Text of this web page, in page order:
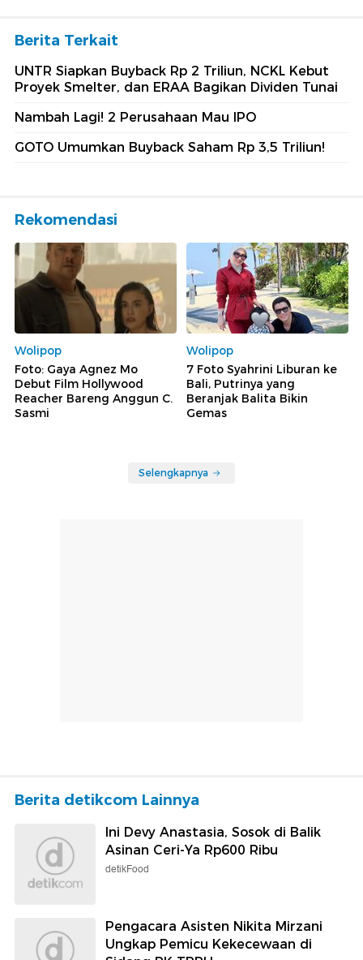
Berita Terkait
UNTR Siapkan Buyback Rp 2 Triliun, NCKL Kebut
Proyek Smelter, dan ERAA Bagikan Dividen Tunai
Nambah Lagi! 2 Perusahaan Mau IPO
GOTO Umumkan Buyback Saham Rp 3,5 Triliun!
Rekomendasi
Wolipop
Foto: Gaya Agnez Mo
Debut Film Hollywood
Reacher Bareng Anggun C.
Sasmi
Wolipop
7 Foto Syahrini Liburan ke
Bali, Putrinya yang
Beranjak Balita Bikin
Gemas
Selengkapnya
Berita detikcom Lainnya
Ini Devy Anastasia, Sosok di Balik
Asinan Ceri-Ya Rp600 Ribu
detikFood
Pengacara Asisten Nikita Mirzani
Ungkap Pemicu Kekecewaan di